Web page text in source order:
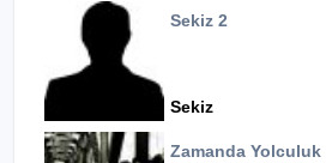
Sekiz 2
Sekiz
Zamanda Yolculuk